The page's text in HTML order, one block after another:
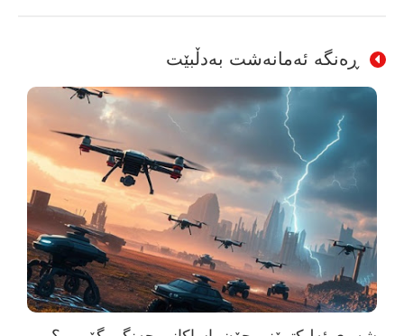
ڕەنگە ئەمانەشت بەدڵبێت